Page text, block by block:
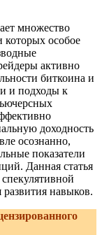
множество
которых особое
активно
биткоина и
и подходы к
доходность
осознанно,
показатели
Данная статья
навыков.